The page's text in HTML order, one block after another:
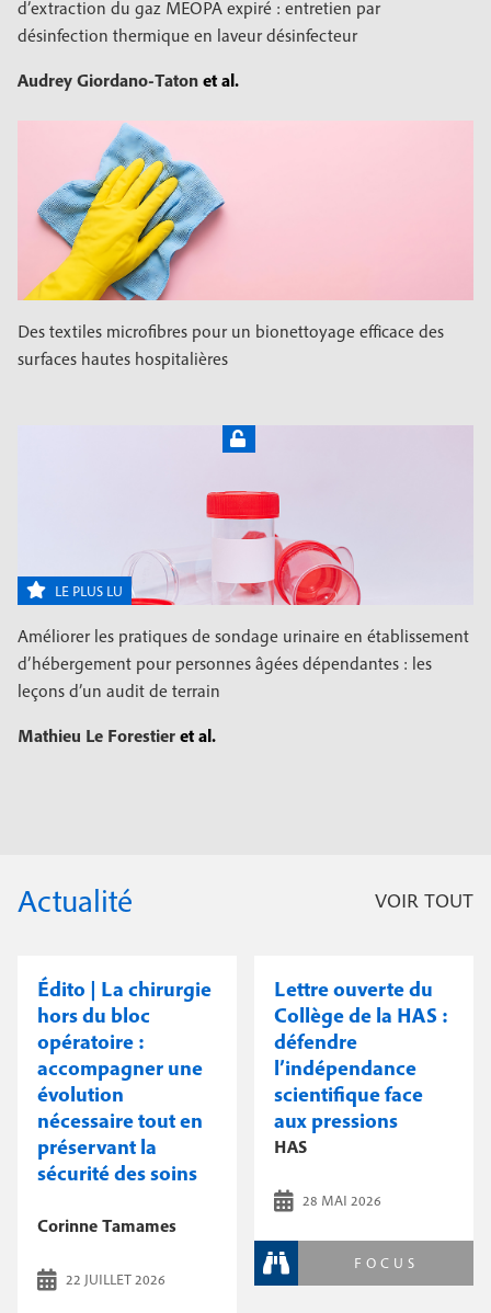
d’extraction du gaz MEOPA expiré : entretien par
désinfection thermique en laveur désinfecteur
Audrey Giordano-Taton et al.
Des textiles microfibres pour un bionettoyage efficace des
surfaces hautes hospitalières
LE PLUS LU
Améliorer les pratiques de sondage urinaire en établissement
d’hébergement pour personnes âgées dépendantes : les
leçons d’un audit de terrain
Mathieu Le Forestier et al.
Actualité VOIR TOUT
Édito | La chirurgie
hors du bloc
opératoire :
accompagner une
évolution
nécessaire tout en
préservant la
sécurité des soins
Corinne Tamames
22 JUILLET 2026
Lettre ouverte du
Collège de la HAS :
défendre
l’indépendance
scientifique face
aux pressions
HAS
28 MAI 2026
FOCUS